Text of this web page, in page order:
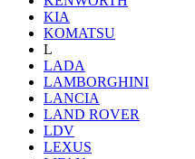
KIA
KOMATSU
L
LADA
LAMBORGHINI
LANCIA
LAND ROVER
LDV
LEXUS